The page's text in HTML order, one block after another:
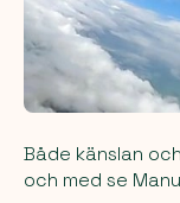
Både känslan
och med se